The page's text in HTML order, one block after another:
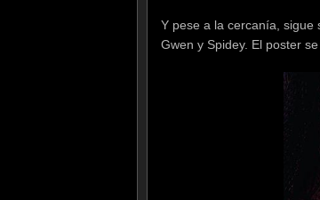
Y pese a la cercanía, sigue
Gwen y Spidey. El poster